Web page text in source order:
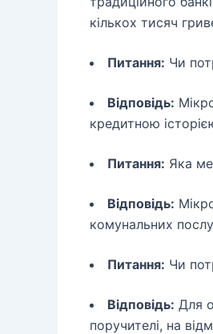
кількох тисяч
Питання: Чи
Відповідь:
кредитною
Питання: Яка
Відповідь:
комунальних
Питання: Чи
Відповідь: Для
поручителі, на